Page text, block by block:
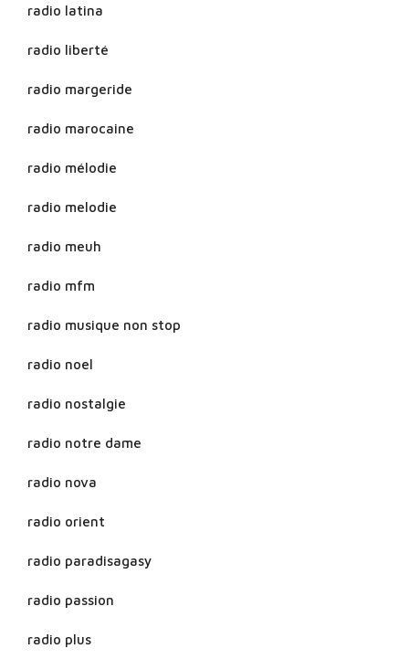
radio latina
radio liberté
radio margeride
radio marocaine
radio mélodie
radio melodie
radio meuh
radio mfm
radio musique non stop
radio noel
radio nostalgie
radio notre dame
radio nova
radio orient
radio paradisagasy
radio passion
radio plus